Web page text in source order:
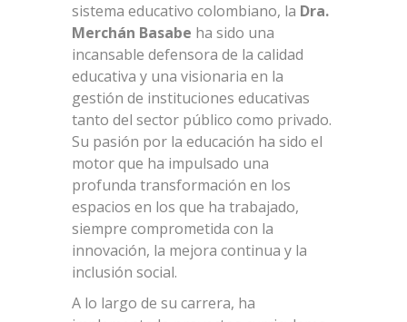
sistema educativo colombiano, la Dra.
Merchán Basabe ha sido una
incansable defensora de la calidad
educativa y una visionaria en la
gestión de instituciones educativas
tanto del sector público como privado.
Su pasión por la educación ha sido el
motor que ha impulsado una
profunda transformación en los
espacios en los que ha trabajado,
siempre comprometida con la
innovación, la mejora continua y la
inclusión social.
A lo largo de su carrera, ha